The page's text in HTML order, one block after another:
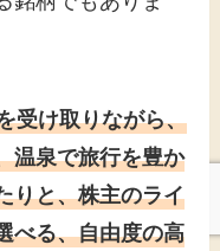
受け取りながら、
温泉で旅行を豊か
りと、株主のライ
べる、自由度の高